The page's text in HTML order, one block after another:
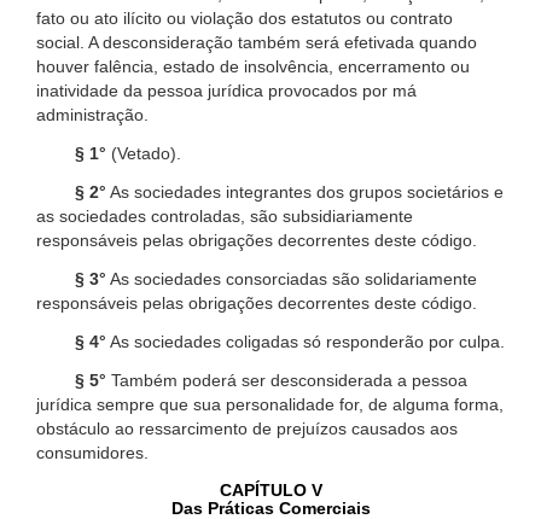
fato ou ato ilícito ou violação dos estatutos ou contrato
social. A desconsideração também será efetivada quando
houver falência, estado de insolvência, encerramento ou
inatividade da pessoa jurídica provocados por má
administração.
§ 1° (Vetado).
§ 2° As sociedades integrantes dos grupos societários e
as sociedades controladas, são subsidiariamente
responsáveis pelas obrigações decorrentes deste código.
§ 3° As sociedades consorciadas são solidariamente
responsáveis pelas obrigações decorrentes deste código.
§ 4° As sociedades coligadas só responderão por culpa.
§ 5° Também poderá ser desconsiderada a pessoa
jurídica sempre que sua personalidade for, de alguma forma,
obstáculo ao ressarcimento de prejuízos causados aos
consumidores.
CAPÍTULO V
Das Práticas Comerciais